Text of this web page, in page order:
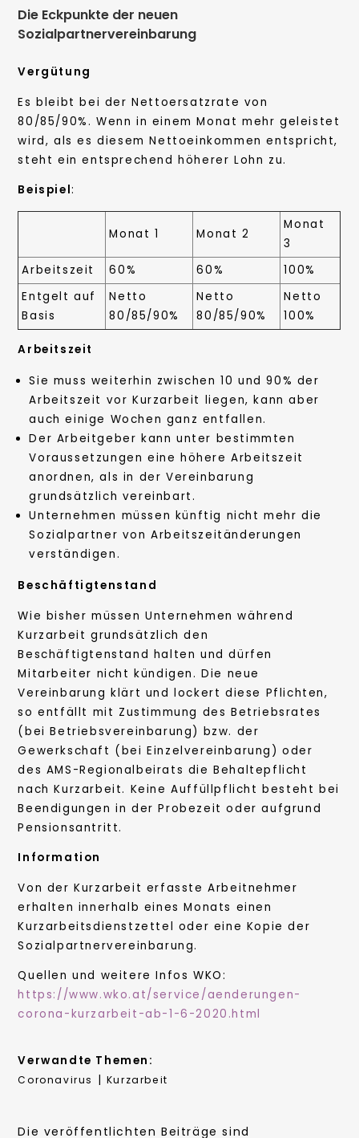
Die Eckpunkte der neuen
Sozialpartnervereinbarung
Vergütung
Es bleibt bei der Nettoersatzrate von
80/85/90%. Wenn in einem Monat mehr geleistet
wird, als es diesem Nettoeinkommen entspricht,
steht ein entsprechend höherer Lohn zu.
Beispiel:
Monat 1 Monat 2
Monat
3
Arbeitszeit
60% 60%
100%
Entgelt auf
Basis
Netto
80/85/90%
Netto
80/85/90%
Netto
100%
Arbeitszeit
Sie muss weiterhin zwischen 10 und 90% der
Arbeitszeit vor Kurzarbeit liegen, kann aber
auch einige Wochen ganz entfallen.
Der Arbeitgeber kann unter bestimmten
Voraussetzungen eine höhere Arbeitszeit
anordnen, als in der Vereinbarung
grundsätzlich vereinbart.
Unternehmen müssen künftig nicht mehr die
Sozialpartner von Arbeitszeitänderungen
verständigen.
Beschäftigtenstand
Wie bisher müssen Unternehmen während
Kurzarbeit grundsätzlich den
Beschäftigtenstand halten und dürfen
Mitarbeiter nicht kündigen. Die neue
Vereinbarung klärt und lockert diese Pflichten,
so entfällt mit Zustimmung des Betriebsrates
(bei Betriebsvereinbarung) bzw. der
Gewerkschaft (bei Einzelvereinbarung) oder
des AMS-Regionalbeirats die Behaltepflicht
nach Kurzarbeit. Keine Auffüllpflicht besteht bei
Beendigungen in der Probezeit oder aufgrund
Pensionsantritt.
Information
Von der Kurzarbeit erfasste Arbeitnehmer
erhalten innerhalb eines Monats einen
Kurzarbeitsdienstzettel oder eine Kopie der
Sozialpartnervereinbarung.
Quellen und weitere Infos WKO:
https://www.wko.at/service/aenderungen-
corona-kurzarbeit-ab-1-6-2020.html
Verwandte Themen:
Coronavirus | Kurzarbeit
Die veröffentlichten Beiträge sind